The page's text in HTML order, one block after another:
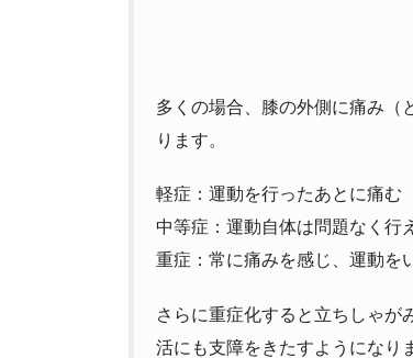
多くの場合、膝の外側に痛み（
ります。
軽症：運動を行ったあとに痛む
中等症：運動自体は問題なく行
重症：常に痛みを感じ、運動を
さらに重症化すると立ちしゃが
活にも支障をきたすようになり